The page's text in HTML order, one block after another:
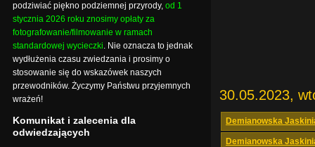
30.05.2023,
Demianowska
Demianowska
podziwiać piękno podziemnej przyrody, od 1
stycznia 2026 roku znosimy opłaty za
fotografowanie/filmowanie w ramach
standardowej wycieczki. Nie oznacza to jednak
wydłużenia czasu zwiedzania i prosimy o
stosowanie się do wskazówek naszych
przewodników. Życzymy Państwu przyjemnych
wrażeń!
Komunikat i zalecenia dla
odwiedzających